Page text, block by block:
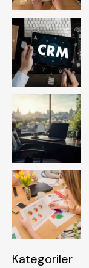
Kategoriler